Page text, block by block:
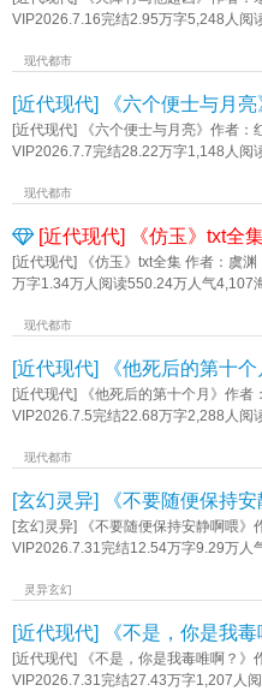
人一步步诛灭的？ 小少爷幽怨地
现的话……？！ **一段时间后** 大
他是怎么做的！ **又一段时间后**
了。 被尾随盯梢的那个人：错了，
怎么穿到正史了？ tips：1.主受，
木泽代
VIP2026.7.16完结2.95万字5,248
在被人表白之后的一分钟，于镜初的
眼”，吵架拌嘴是日常……没成想之
场 于镜初：我不服！下次接吻我要
撕掉^＿^ 盛闲忆：^＿^ 盛闲忆：
常帅攻美受HE《天降竹马他超凶》作者
现代都市
[近代现代] 《六个便士与月亮》作者
VIP2026.7.7完结28.22万字1,148
现实的种种压着他的脑袋做事。他对
气的玩意儿。 眼前的俗气玩意皮肤黑
道”。 起初，钱不识只当对方是个倒
家伙产生好奇…… 天边是美轮美奂可
与月亮》作者：红烧大排多放葱
现代都市
[近代现代] 《仿玉》txt全
[近代现代] 《仿玉》txt全集 作者：虞
万字1.34万人阅读550.24万人气
妻，他的左右手，情场商场，本该
善，是璞玉，而真少爷声名狼藉，是
吗？ 虞迟只能沉默不语。 纪庭
下山崖九死一生，看见虞迟毫不留情
下我的手段。” 虞迟静静地看着
爱我我爱你但各怀鬼胎双向粗箭头
标签：强强豪门商战狗血相爱相杀恨海
现代都市
[近代现代] 《他死后的第十个月》作
VIP2026.7.5完结22.68万字2,288人
身上吸血。 在舒钰确诊抑郁那天晚
上出车祸死掉的新闻。当舒钰得知消
了。 舒钰崩溃想要跟着晏臻一起死
救了他。 虽然没死成，但舒钰因为
去。 — 第十个月，晏臻回来了
共生体。 — “爱是有人用死来证
禁拆、逆CP。攻没有实质性的错误
结：CP2059019 写得不好，致歉
现代都市
[玄幻灵异] 《不要随便保持安静啊喂
VIP2026.7.31完结12.54万字9.29
音！ 高考之后，我本以为迎来了
各路鬼怪纠缠，每当世界保持安静
解救自己，我不得不为那个懒懒的家
忽悠猫和呆呆狗小甜文直男没事啊七是
灵异玄幻
[近代现代] 《不是，你是我毒唯啊？
VIP2026.7.31完结27.43万字1,207